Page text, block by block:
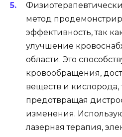
метод
эффективность, так
улучшение
области. Это
кровообращения,
веществ и
предотвращая
изменения.
лазерная терапия,